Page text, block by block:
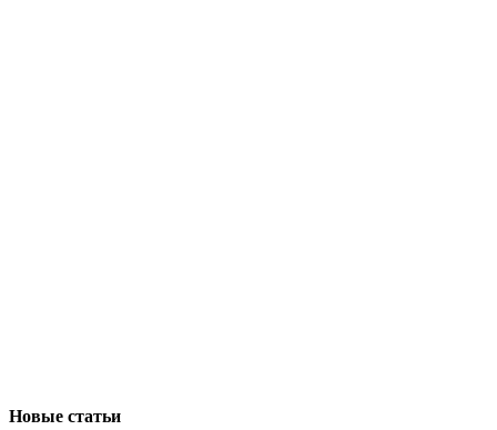
Новые статьи